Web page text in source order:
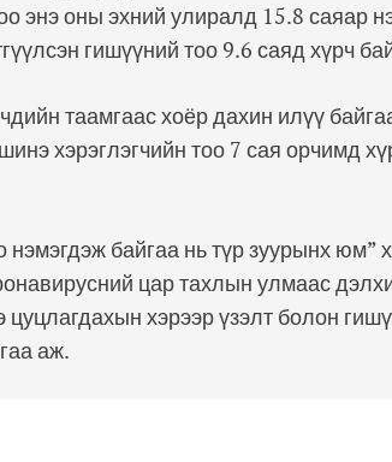
энэ оны эхний улиралд 15.8 саяар
гишүүний тоо 9.6 саяд хүрч
таамгаас хоёр дахин илүү
хэрэглэгчийн тоо 7 сая орчимд
нэмэгдэж байгаа нь түр зуурынх юм”
цар тахлын улмаас
хэрээр үзэлт болон
аж.